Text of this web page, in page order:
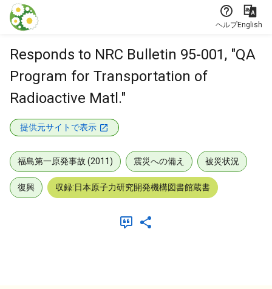
本文に飛ぶ
ヘルプEnglish
Responds to NRC Bulletin 95-001, "QA
Program for Transportation of
Radioactive Matl."
提供元サイトで表示
福島第一原発事故 (2011) 震災への備え 被災状況
復興 収録:日本原子力研究開発機構図書館蔵書